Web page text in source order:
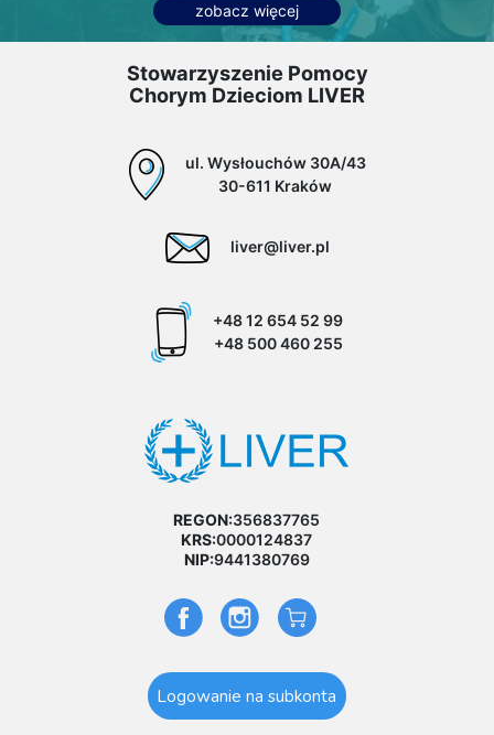
zobacz więcej
Stowarzyszenie Pomocy
Chorym Dzieciom LIVER
ul. Wysłouchów 30A/43
30-611 Kraków
liver@liver.pl
+48 12 654 52 99
+48 500 460 255
REGON:356837765
KRS:0000124837
NIP:9441380769
Logowanie na subkonta